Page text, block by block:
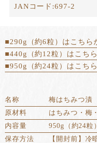
JANコード:697-2
■290g（約6粒）はこちら
■440g（約12粒）はこち
■950g（約24粒）はこち
名称
梅はちみつ漬
原材料
はちみつ・梅
内容量
950g（約24粒）
保存方法
【開封前】冷